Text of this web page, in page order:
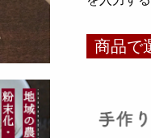
た！（
商品で